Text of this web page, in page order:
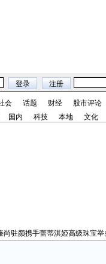
会 话题 财经
股市评论
国内 科技 本地 文化
驻颜携手蕾蒂淇婭高级珠宝举